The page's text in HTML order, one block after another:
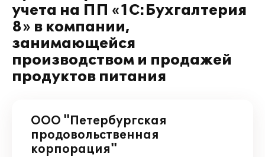
учета на ПП «1С:Бухгалтерия
8» в компании,
занимающейся
производством и продажей
продуктов питания
ООО "Петербургская
продовольственная
корпорация"